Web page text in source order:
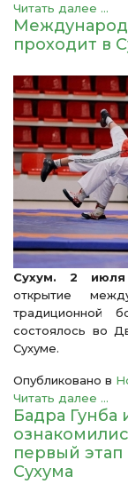
Читать далее ...
проходит в
Сухум. 2 июля
открытие
традиционной
состоялось во
Сухуме.
Опубликовано в
Читать далее ...
Бадра
первый
Сухума